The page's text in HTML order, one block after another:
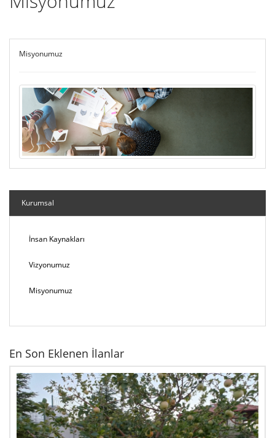
KURUMSAL
ETKİNLİKLER
İLETİŞİM
Misyonumuz
Kurumsal
İnsan Kaynakları
Vizyonumuz
Misyonumuz
En Son Eklenen İlanlar